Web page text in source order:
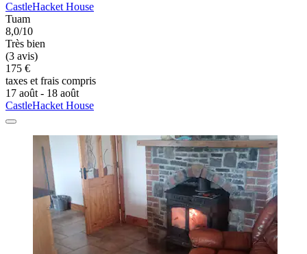
CastleHacket House
Tuam
8,0/10
Très bien
(3 avis)
175 €
taxes et frais compris
17 août - 18 août
CastleHacket House